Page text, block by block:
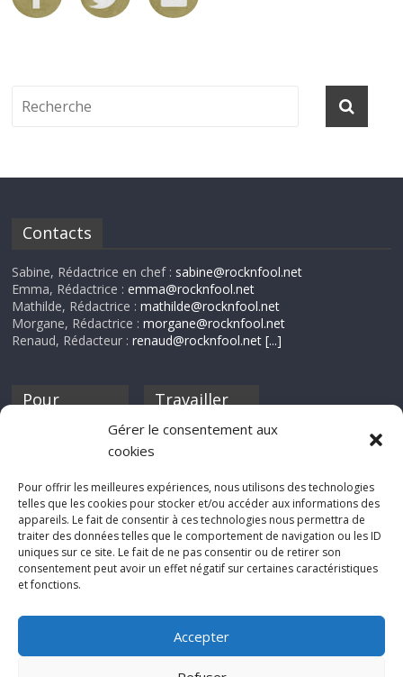
Gérer le consentement aux
cookies
Pour offrir les meilleures expériences, nous utilisons des technologies
telles que les cookies pour stocker et/ou accéder aux informations des
appareils. Le fait de consentir à ces technologies nous permettra de
traiter des données telles que le comportement de navigation ou les ID
uniques sur ce site. Le fait de ne pas consentir ou de retirer son
consentement peut avoir un effet négatif sur certaines caractéristiques
et fonctions.
Accepter
Contacts
Sabine, Rédactrice en chef : sabine@rocknfool.net
Emma, Rédactrice :emma@rocknfool.net
Mathilde, Rédactrice :mathilde@rocknfool.net
Morgane, Rédactrice :morgane@rocknfool.net
Renaud, Rédacteur :renaud@rocknfool.net [...]
Pour
discothèque
Travailler
Si tu souhaites
Rocknfool, n'hésite
pas à nous envoyer
tes chroniques de
concerts, de films,
séries ou des billets
d'humeur :
net